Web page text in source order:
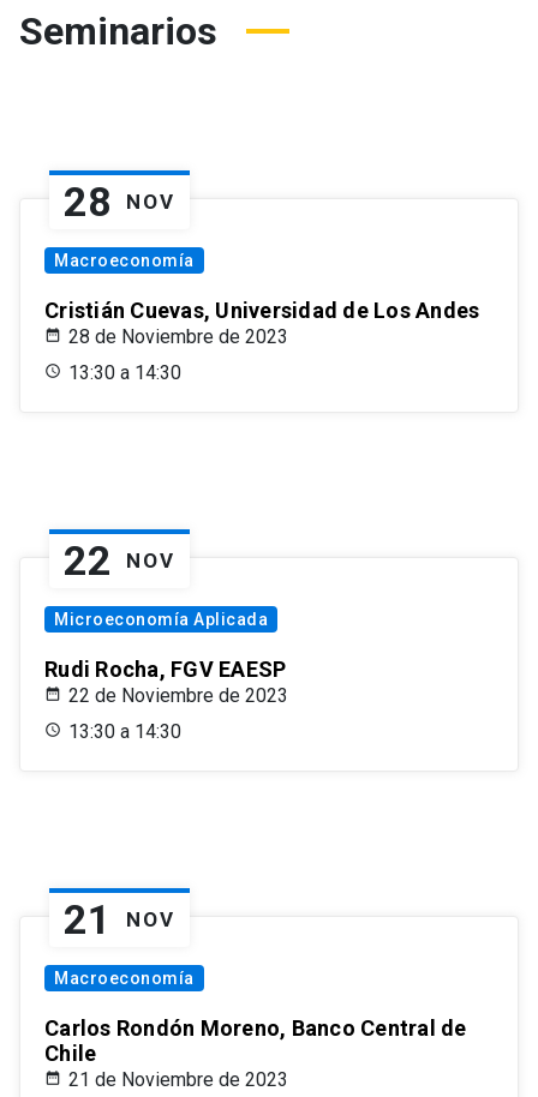
Seminarios
28 NOV
Macroeconomía
Cristián Cuevas, Universidad de Los Andes
28 de Noviembre de 2023
13:30 a 14:30
22 NOV
Microeconomía Aplicada
Rudi Rocha, FGV EAESP
22 de Noviembre de 2023
13:30 a 14:30
21 NOV
Macroeconomía
Carlos Rondón Moreno, Banco Central de
Chile
21 de Noviembre de 2023